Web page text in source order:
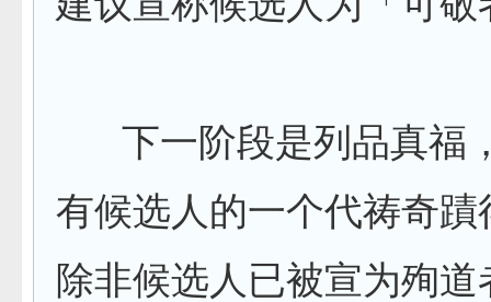
下一阶段是列品真福
有候选人的一个代祷奇蹟
除非候选人已被宣为殉